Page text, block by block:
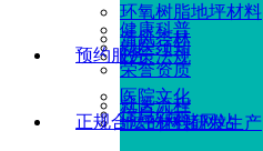
环氧树脂地坪材料
荣誉资质
健康科普
清风杏林
医院文化
就医须知
就医流程
政策法规
信息公示
预约服务
地坪材料研发生产
正规合法的网赌网站